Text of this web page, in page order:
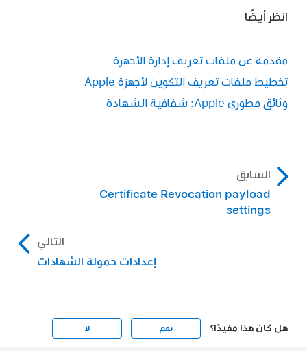
انظر أيضًا
مقدمة عن ملفات تعريف إدارة الأجهزة
تخطيط ملفات تعريف التكوين لأجهزة Apple
وثائق مطوري Apple: شفافية الشهادة
السابق
Certificate Revocation payload
settings
التالي
إعدادات حمولة الشهادات
هل كان هذا مفيدًا؟ نعم لا